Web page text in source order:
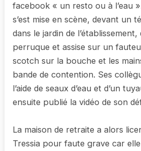
facebook « un resto ou à l’eau
s’est mise en scène, devant un
dans le jardin de l’établissement,
perruque et assise sur un
scotch sur la bouche et les
bande de contention. Ses
l’aide de seaux d’eau et d’un
ensuite publié la vidéo de son
La maison de retraite a alors
Tressia pour faute grave car elle